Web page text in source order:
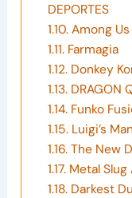
DEPORTES
1.10.Among Us
1.11.Farmagia
1.12.Donkey
1.13.DRAGON
1.14.Funko
1.15.Luigi’s
1.16.The New
1.17.Metal Slug
1.18.Darkest